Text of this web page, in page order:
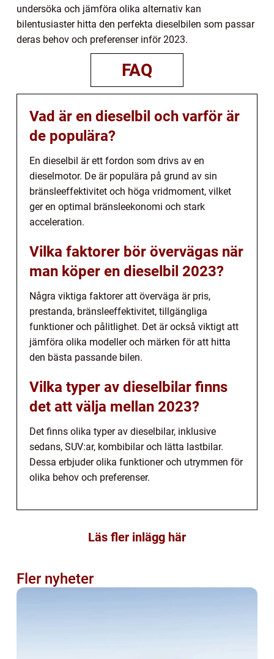
undersöka och jämföra olika alternativ kan
bilentusiaster hitta den perfekta dieselbilen som passar
deras behov och preferenser inför 2023.
FAQ
Vad är en dieselbil och varför är
de populära?
En dieselbil är ett fordon som drivs av en
dieselmotor. De är populära på grund av sin
bränsleeffektivitet och höga vridmoment, vilket
ger en optimal bränsleekonomi och stark
acceleration.
Vilka faktorer bör övervägas när
man köper en dieselbil 2023?
Några viktiga faktorer att överväga är pris,
prestanda, bränsleeffektivitet, tillgängliga
funktioner och pålitlighet. Det är också viktigt att
jämföra olika modeller och märken för att hitta
den bästa passande bilen.
Vilka typer av dieselbilar finns
det att välja mellan 2023?
Det finns olika typer av dieselbilar, inklusive
sedans, SUV:ar, kombibilar och lätta lastbilar.
Dessa erbjuder olika funktioner och utrymmen för
olika behov och preferenser.
Läs fler inlägg här
Fler nyheter